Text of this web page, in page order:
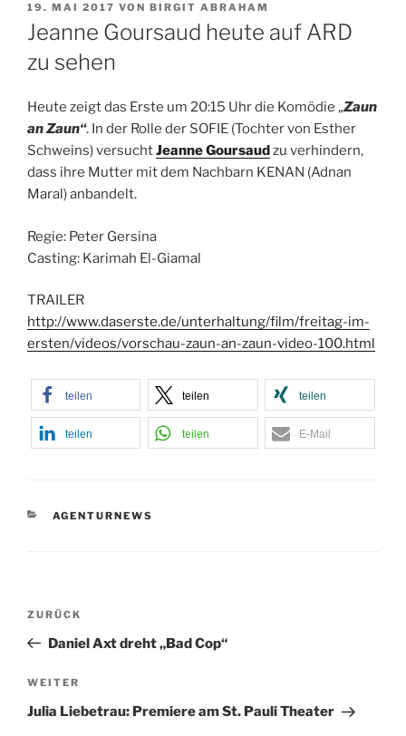
VERÖFFENTLICHT
AM
19. MAI 2017 VON BIRGIT ABRAHAM
Jeanne Goursaud heute auf ARD
zu sehen
Heute zeigt das Erste um 20:15 Uhr die Komödie „Zaun
an Zaun“. In der Rolle der SOFIE (Tochter von Esther
Schweins) versuchtJeanne Goursaudzu verhindern,
dass ihre Mutter mit dem Nachbarn KENAN (Adnan
Maral) anbandelt.
Regie: Peter Gersina
Casting: Karimah El-Giamal
TRAILER
http://www.daserste.de/unterhaltung/film/freitag-im-
ersten/videos/vorschau-zaun-an-zaun-video-100.html
teilen teilen teilen
teilen teilen E-Mail
KATEGORIEN
AGENTURNEWS
Beitragsnavigation
Vorheriger
Beitrag
ZURÜCK
Daniel Axt dreht „Bad Cop“
Nächster
Beitrag
WEITER
Julia Liebetrau: Premiere am St. Pauli Theater